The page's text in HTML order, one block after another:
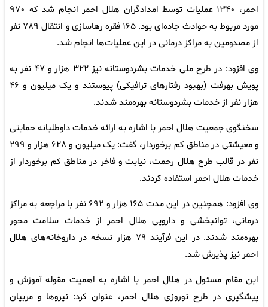
احمر، ۱۳۴۰ عملیات توسط امدادگران هلال احمر انجام شد که ۹۷۰
مورد مربوط به حوادث جاده‌ای بود. ۱۶۵ فقره رهاسازی و انتقال ۷۸۹ نفر
از مصدومین به مراکز درمانی در این عملیات‌ها انجام شد.
وی افزود: در طرح ملی خدمات بشردوستانه نیز ۳۲۲ هزار و ۴۷ نفر به
پویش بهرفت (بهبود رفتارهای ترافیکی) پیوستند و یک میلیون و ۴۶
هزار نفر از خدمات بشردوستانه بهره‌مند شدند.
سخنگوی جمعیت هلال احمر با اشاره به ارائه خدمات داوطلبانه حمایتی
و معیشتی در مناطق کم برخوردار، گفت: یک میلیون و ۶۲۸ هزار و ۲۹۹
نفر در قالب طرح هلال رحمت، نیابت و فاخر در مناطق کم برخوردار از
خدمات هلال احمر استفاده کردند.
وی افزود: همچنین در این مدت ۱۶۵ هزار و ۶۹۲ نفر با مراجعه به مراکز
درمانی، توانبخشی و دارویی هلال احمر از خدمات سلامت محور
بهره‌مند شدند. در این فرآیند ۷۹ هزار نسخه در داروخانه‌های هلال
احمر نیز پذیرش شد.
این مقام مسئول در هلال احمر با اشاره به اهمیت مقوله آموزش و
پیشگیری در طرح نوروزی هلال احمر، عنوان کرد: نیروها و مربیان